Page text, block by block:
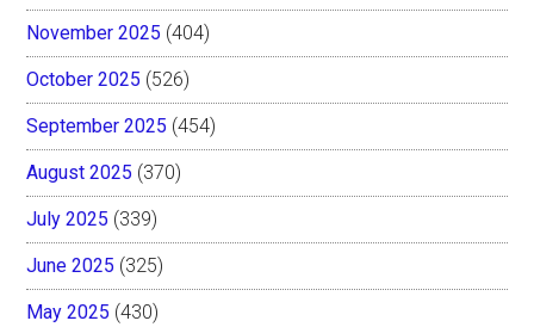
November 2025 (404)
October 2025 (526)
September 2025 (454)
August 2025 (370)
July 2025 (339)
June 2025 (325)
May 2025 (430)